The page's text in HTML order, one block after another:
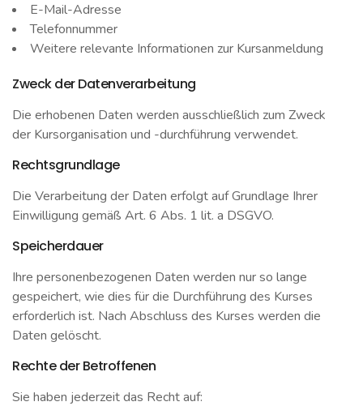
E-Mail-Adresse
Telefonnummer
Weitere relevante Informationen zur Kursanmeldung
Zweck der Datenverarbeitung
Die erhobenen Daten werden ausschließlich zum Zweck
der Kursorganisation und -durchführung verwendet.
Rechtsgrundlage
Die Verarbeitung der Daten erfolgt auf Grundlage Ihrer
Einwilligung gemäß Art. 6 Abs. 1 lit. a DSGVO.
Speicherdauer
Ihre personenbezogenen Daten werden nur so lange
gespeichert, wie dies für die Durchführung des Kurses
erforderlich ist. Nach Abschluss des Kurses werden die
Daten gelöscht.
Rechte der Betroffenen
Sie haben jederzeit das Recht auf: